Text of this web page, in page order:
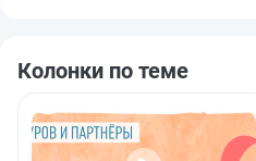
Колонки по теме